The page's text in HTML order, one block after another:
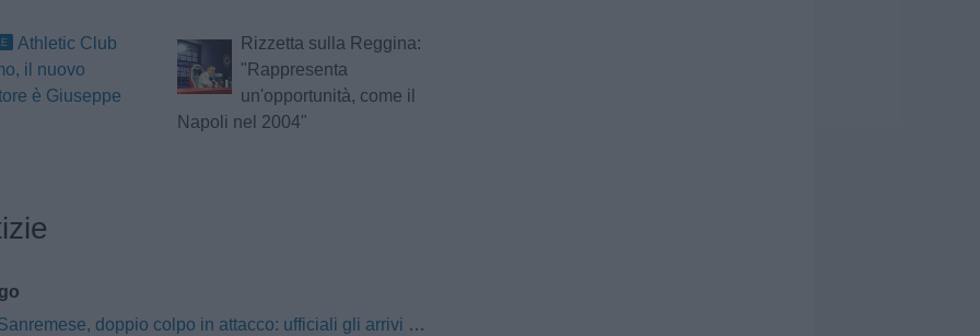
Athletic Club
il nuovo
è Giuseppe
Rizzetta sulla Reggina:
"Rappresenta
un'opportunità, come il
Napoli nel 2004"
doppio colpo in attacco: ufficiali gli arrivi di Ganz e Klimavičius